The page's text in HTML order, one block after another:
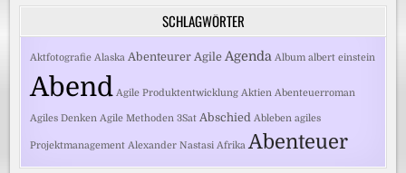
SCHLAGWÖRTER
Aktfotografie Alaska Abenteurer Agile Agenda Album albert einstein
Abend Agile Produktentwicklung Aktien Abenteuerroman
Agiles Denken Agile Methoden 3Sat Abschied Ableben agiles
Projektmanagement Alexander Nastasi Afrika Abenteuer